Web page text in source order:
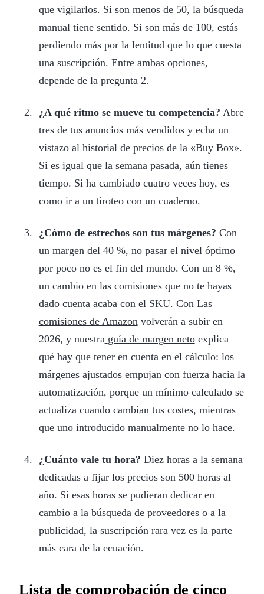
que vigilarlos. Si son menos de 50, la búsqueda
manual tiene sentido. Si son más de 100, estás
perdiendo más por la lentitud que lo que cuesta
una suscripción. Entre ambas opciones,
depende de la pregunta 2.
¿A qué ritmo se mueve tu competencia? Abre
tres de tus anuncios más vendidos y echa un
vistazo al historial de precios de la «Buy Box».
Si es igual que la semana pasada, aún tienes
tiempo. Si ha cambiado cuatro veces hoy, es
como ir a un tiroteo con un cuaderno.
¿Cómo de estrechos son tus márgenes? Con
un margen del 40 %, no pasar el nivel óptimo
por poco no es el fin del mundo. Con un 8 %,
un cambio en las comisiones que no te hayas
dado cuenta acaba con el SKU. Con Las
comisiones de Amazon volverán a subir en
2026, y nuestra guía de margen netoexplica
qué hay que tener en cuenta en el cálculo: los
márgenes ajustados empujan con fuerza hacia la
automatización, porque un mínimo calculado se
actualiza cuando cambian tus costes, mientras
que uno introducido manualmente no lo hace.
¿Cuánto vale tu hora? Diez horas a la semana
dedicadas a fijar los precios son 500 horas al
año. Si esas horas se pudieran dedicar en
cambio a la búsqueda de proveedores o a la
publicidad, la suscripción rara vez es la parte
más cara de la ecuación.
Lista de comprobación de cinco